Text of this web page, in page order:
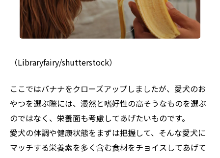
（Libraryfairy/shutterstock）
ここではバナナをクローズアップしましたが、愛犬のお
やつを選ぶ際には、漫然と嗜好性の高そうなものを選ぶ
のではなく、栄養面も考慮してあげたいものです。
愛犬の体調や健康状態をまずは把握して、そんな愛犬に
マッチする栄養素を多く含む食材をチョイスしてあげて